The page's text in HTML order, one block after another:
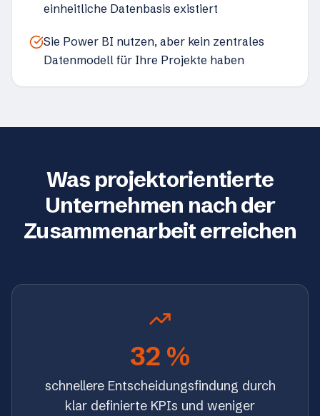
einheitliche Datenbasis existiert
Sie Power BI nutzen, aber kein zentrales
Datenmodell für Ihre Projekte haben
Was projektorientierte
Unternehmen nach der
Zusammenarbeit erreichen
32 %
schnellere Entscheidungsfindung durch
klar definierte KPIs und weniger